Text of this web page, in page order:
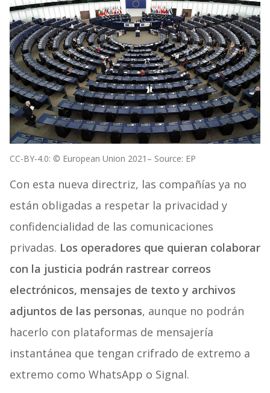
CC-BY-4.0: © European Union 2021– Source: EP
Con esta nueva directriz, las compañías ya no
están obligadas a respetar la privacidad y
confidencialidad de las comunicaciones
privadas. Los operadores que quieran colaborar
con la justicia podrán rastrear correos
electrónicos, mensajes de texto y archivos
adjuntos de las personas, aunque no podrán
hacerlo con plataformas de mensajería
instantánea que tengan crifrado de extremo a
extremo como WhatsApp o Signal.